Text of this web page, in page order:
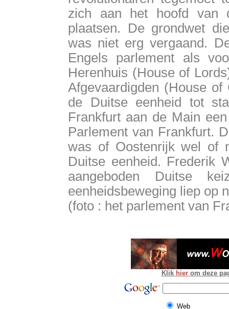
zich aan het hoofd van
plaatsen. De grondwet
was niet erg vergaand.
Engels parlement als
Herenhuis (House of
Afgevaardigden (House
de Duitse eenheid tot
Frankfurt aan de Main
Parlement van Frankfurt.
was of Oostenrijk wel of
Duitse eenheid. Frederik
aangeboden Duitse
eenheidsbeweging liep op
(foto : het parlement van
Klik hier om deze
Web